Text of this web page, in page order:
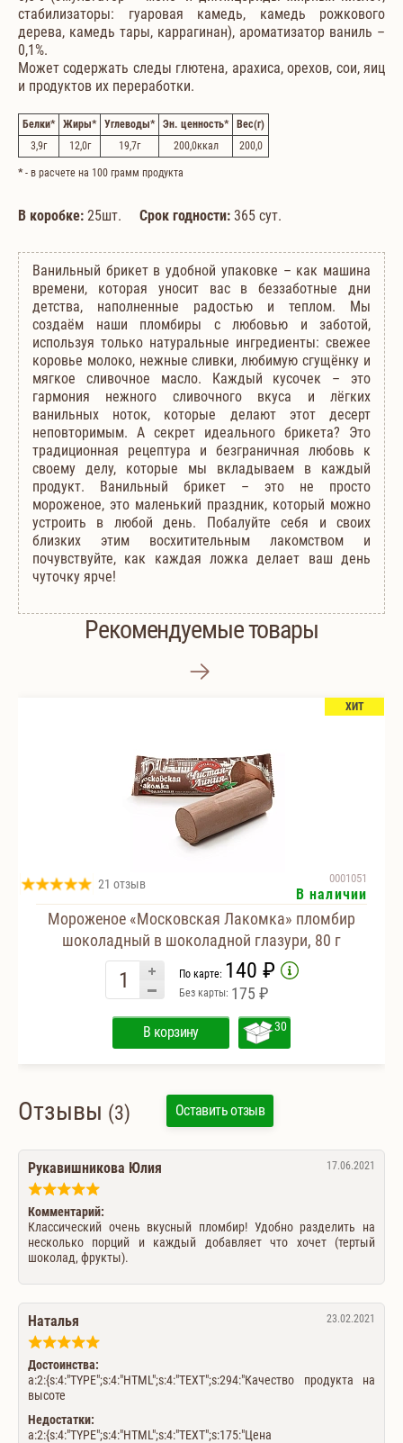
стабилизаторы: гуаровая камедь, камедь рожкового
дерева, камедь тары, каррагинан), ароматизатор ваниль –
0,1%.
Может содержать следы глютена, арахиса, орехов, сои, яиц
и продуктов их переработки.
Белки* Жиры* Углеводы* Эн. ценность* Вес(г)
3,9г 12,0г 19,7г 200,0ккал 200,0
*- в расчете на 100 грамм продукта
В коробке: 25шт. Срок годности: 365 сут.
Ванильный брикет в удобной упаковке – как машина
времени, которая уносит вас в беззаботные дни
детства, наполненные радостью и теплом. Мы
создаём наши пломбиры с любовью и заботой,
используя только натуральные ингредиенты: свежее
коровье молоко, нежные сливки, любимую сгущёнку и
мягкое сливочное масло. Каждый кусочек – это
гармония нежного сливочного вкуса и лёгких
ванильных ноток, которые делают этот десерт
неповторимым. А секрет идеального брикета? Это
традиционная рецептура и безграничная любовь к
своему делу, которые мы вкладываем в каждый
продукт. Ванильный брикет – это не просто
мороженое, это маленький праздник, который можно
устроить в любой день. Побалуйте себя и своих
близких этим восхитительным лакомством и
почувствуйте, как каждая ложка делает ваш день
чуточку ярче!
Рекомендуемые товары
ХИТ
21 отзыв 0001051
В наличии
Мороженое «Московская Лакомка» пломбир
шоколадный в шоколадной глазури, 80 г
По карте: 140 ₽
Без карты: 175 ₽
В корзину 30
Отзывы (3) Оставить отзыв
17.06.2021
Рукавишникова Юлия
Комментарий:
Классический очень вкусный пломбир! Удобно разделить на
несколько порций и каждый добавляет что хочет (тертый
шоколад, фрукты).
23.02.2021
Наталья
Достоинства:
a:2:{s:4:"TYPE";s:4:"HTML";s:4:"TEXT";s:294:"Качество продукта на
высоте
Недостатки:
a:2:{s:4:"TYPE";s:4:"HTML";s:4:"TEXT";s:175:"Цена